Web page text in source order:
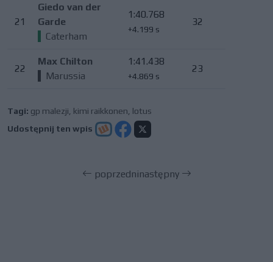
21
Giedo van der
Garde
Caterham
1:40.768
+4.199 s
32
22
Max Chilton
Marussia
1:41.438
+4.869 s
23
Tagi: gp malezji, kimi raikkonen, lotus
Udostępnij ten wpis
poprzedninastępny